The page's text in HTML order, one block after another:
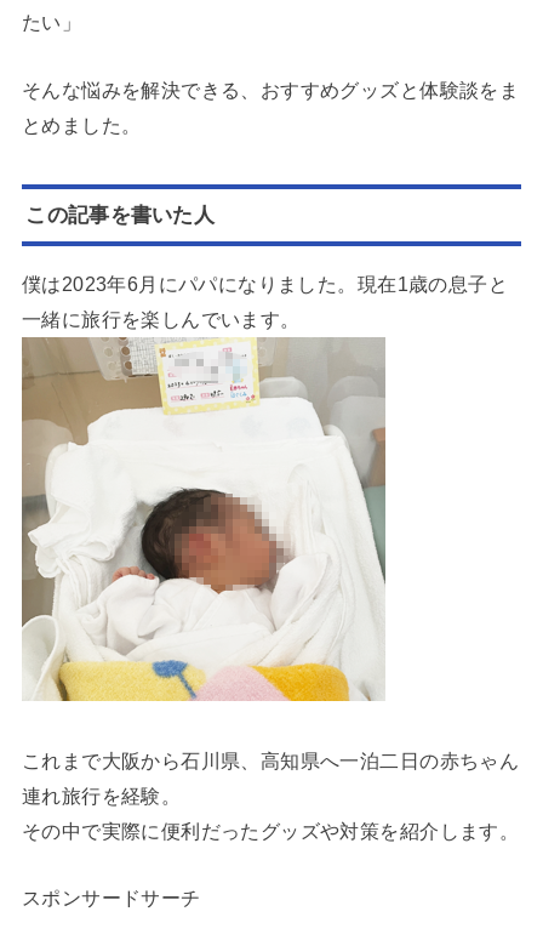
たい」
そんな悩みを解決できる、おすすめグッズと体験談をま
とめました。
この記事を書いた人
僕は2023年6月にパパになりました。現在1歳の息子と
一緒に旅行を楽しんでいます。
これまで大阪から石川県、高知県へ一泊二日の赤ちゃん
連れ旅行を経験。
その中で実際に便利だったグッズや対策を紹介します。
スポンサードサーチ